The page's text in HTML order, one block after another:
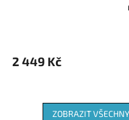
2 449 Kč
ZOBRAZIT